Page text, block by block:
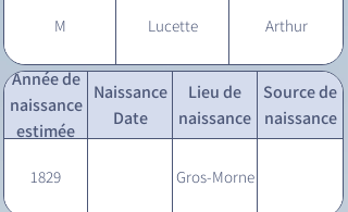
M Lucette Arthur
Année de
naissance
estimée
Naissance
Date
Lieu de
naissance
Source de
naissance
1829 Gros-Morne